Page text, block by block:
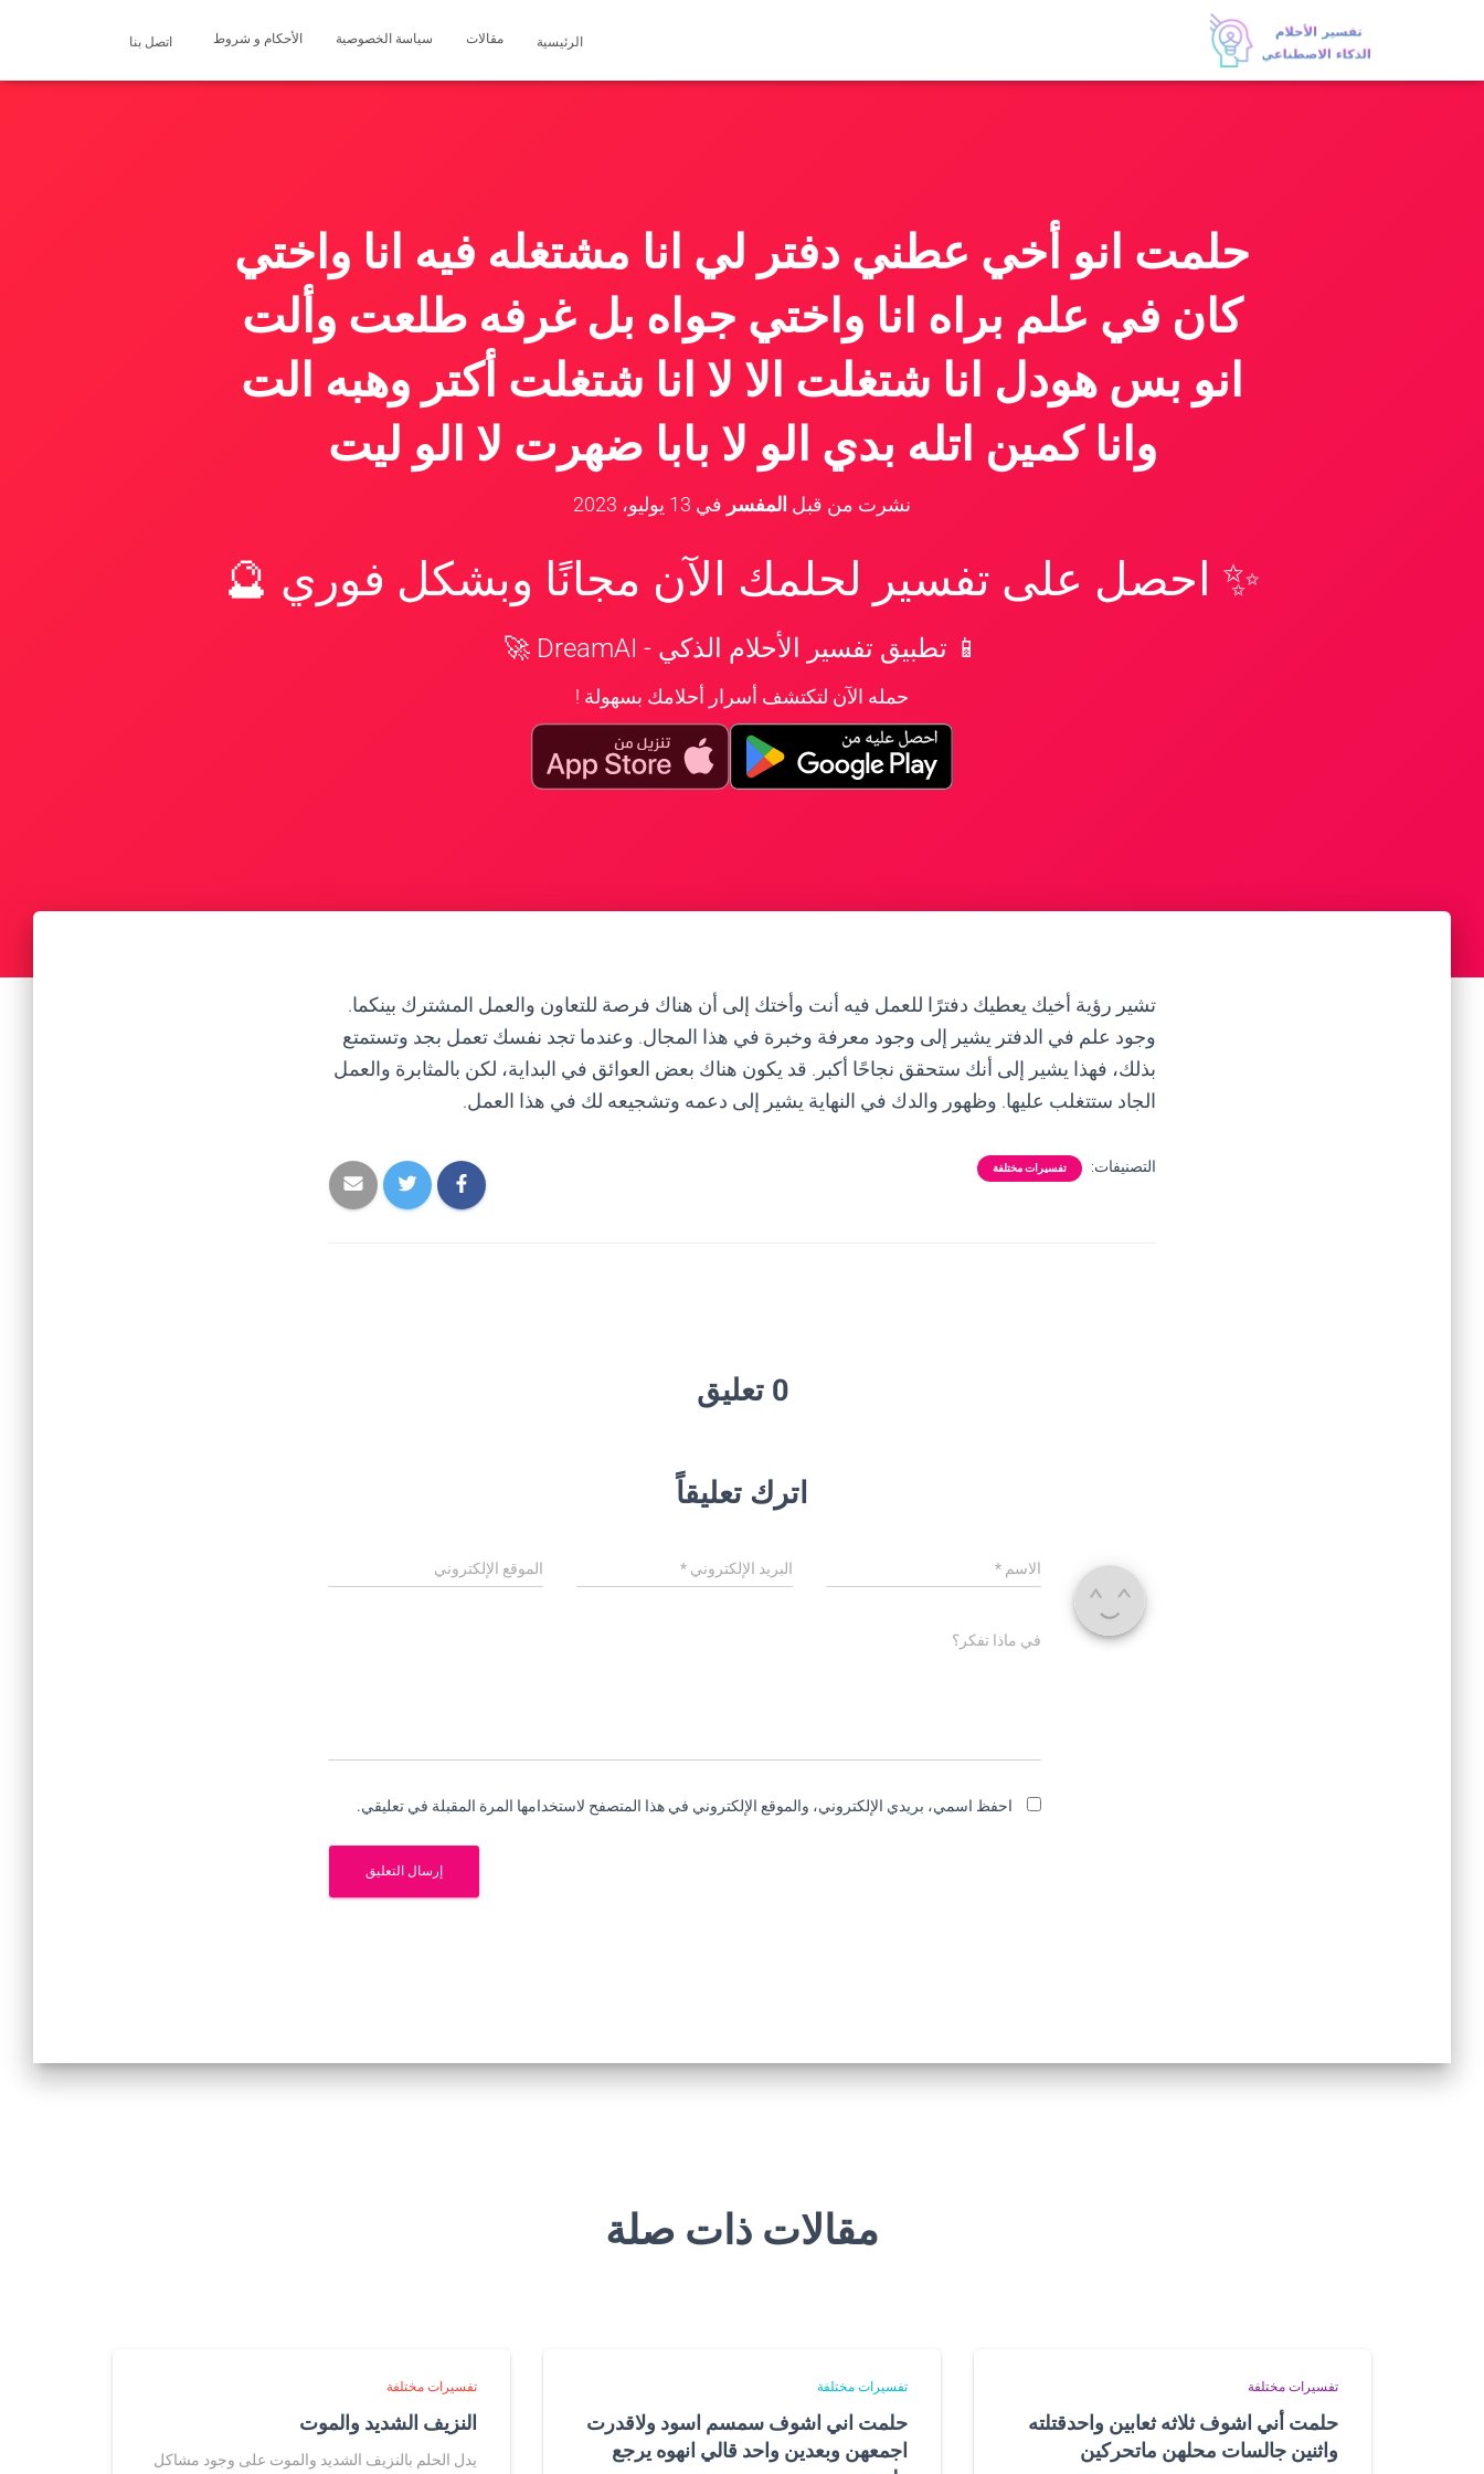
الرئيسية مقالات سياسة الخصوصية الأحكام و شروط اتصل بنا
حلمت انو أخي عطني دفتر لي انا مشتغله فيه انا واختي
كان في علم براه انا واختي جواه بل غرفه طلعت وألت
انو بس هودل انا شتغلت الا لا انا شتغلت أكتر وهبه الت
وانا كمين اتله بدي الو لا بابا ضهرت لا الو ليت
نشرت من قبل المفسر في 13 يوليو، 2023
✨ احصل على تفسير لحلمك الآن مجانًا وبشكل فوري 🔮
📱 تطبيق تفسير الأحلام الذكي - DreamAI 🚀
حمله الآن لتكتشف أسرار أحلامك بسهولة !
تشير رؤية أخيك يعطيك دفترًا للعمل فيه أنت وأختك إلى أن هناك فرصة للتعاون والعمل المشترك بينكما.
وجود علم في الدفتر يشير إلى وجود معرفة وخبرة في هذا المجال. وعندما تجد نفسك تعمل بجد وتستمتع
بذلك، فهذا يشير إلى أنك ستحقق نجاحًا أكبر. قد يكون هناك بعض العوائق في البداية، لكن بالمثابرة والعمل
الجاد ستتغلب عليها. وظهور والدك في النهاية يشير إلى دعمه وتشجيعه لك في هذا العمل.
التصنيفات: تفسيرات مختلفة
0 تعليق
اترك تعليقاً
الاسم * البريد الإلكتروني* الموقع الإلكتروني
في ماذا تفكر؟
احفظ اسمي، بريدي الإلكتروني، والموقع الإلكتروني في هذا المتصفح لاستخدامها المرة المقبلة في تعليقي.
مقالات ذات صلة
تفسيرات مختلفة
حلمت أني اشوف ثلاثه ثعابين واحدقتلته
واثنين جالسات محلهن ماتحركين
تفسيرات مختلفة
حلمت اني اشوف سمسم اسود ولاقدرت
اجمعهن وبعدين واحد قالي انهوه يرجع
تفسيرات مختلفة
النزيف الشديد والموت
يدل الحلم بالنزيف الشديد والموت على وجود مشاكل